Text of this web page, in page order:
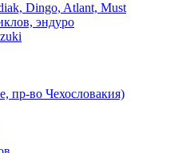
Dingo, Atlant, Must
эндуро
пр-во Чехословакия)